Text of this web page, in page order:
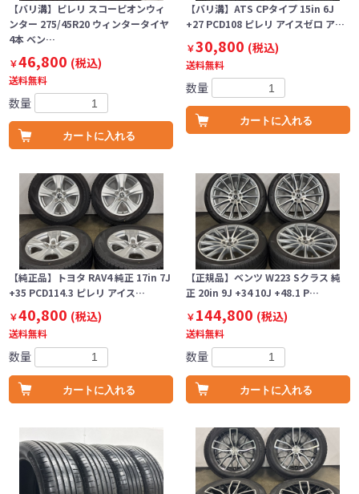
【バリ溝】ピレリ スコーピオンウィ
ンター 275/45R20 ウィンタータイヤ
4本 ベン…
￥46,800 (税込)
送料無料
数量
カートに入れる
【バリ溝】ATS CPタイプ 15in 6J
+27 PCD108 ピレリ アイスゼロ ア…
￥30,800 (税込)
送料無料
数量
カートに入れる
【純正品】トヨタ RAV4 純正 17in 7J
+35 PCD114.3 ピレリ アイス…
￥40,800 (税込)
送料無料
数量
カートに入れる
【正規品】ベンツ W223 Sクラス 純
正 20in 9J +34 10J +48.1 P…
￥144,800 (税込)
送料無料
数量
カートに入れる